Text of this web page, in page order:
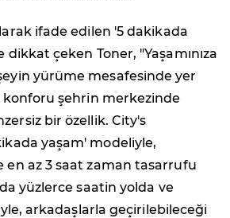
ifade edilen '5 dakikada
çeken Toner, "Yaşamınıza
yürüme mesafesinde yer
konforu şehrin merkezinde
bir özellik. City's
yaşam' modeliyle,
en az 3 saat zaman tasarrufu
yüzlerce saatin yolda ve
arkadaşlarla geçirilebileceği